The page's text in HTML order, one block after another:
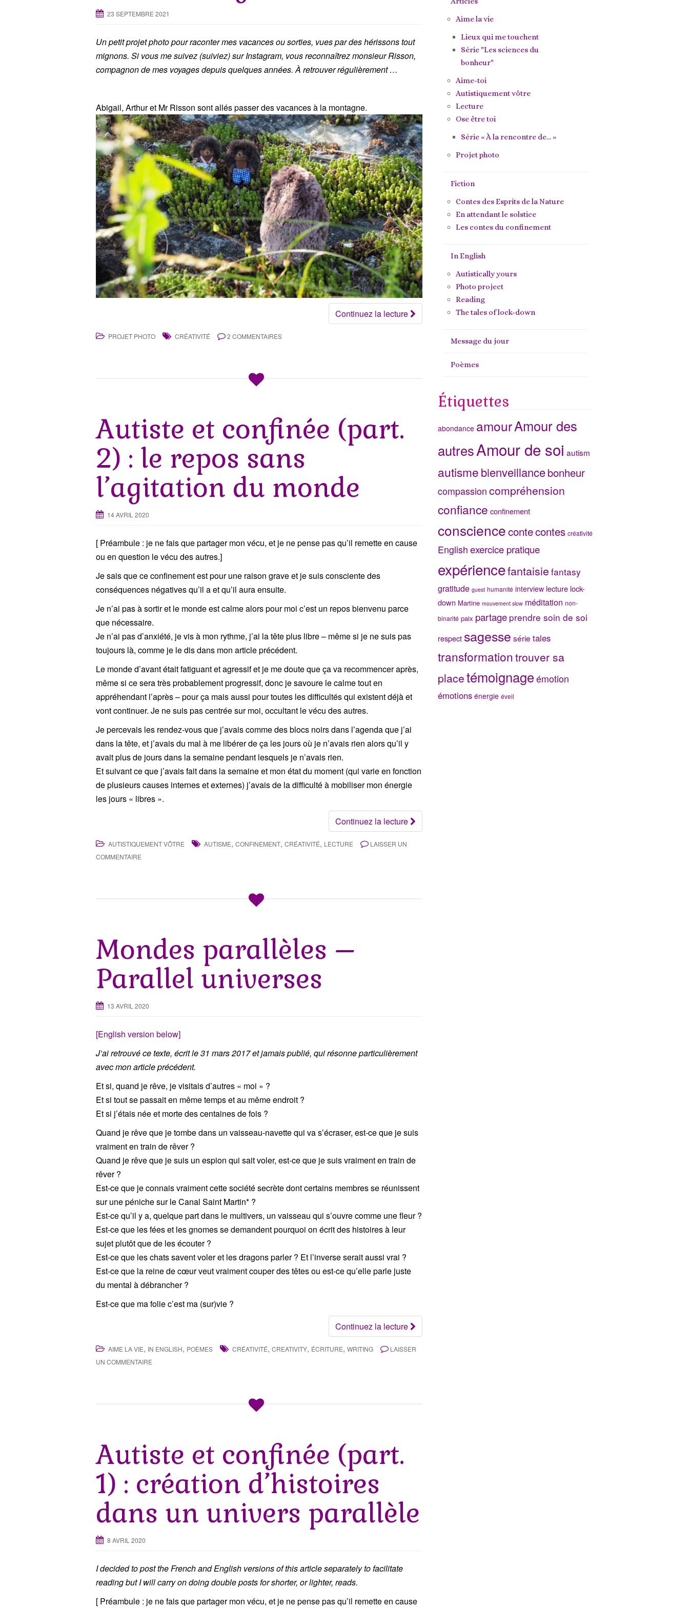
23 SEPTEMBRE 2021
Un petit projet photo pour raconter mes vacances ou sorties, vues par des hérissons tout
mignons. Si vous me suivez (suiviez) sur Instagram, vous reconnaîtrez monsieur Risson,
compagnon de mes voyages depuis quelques années. À retrouver régulièrement …
Abigail, Arthur et Mr Risson sont allés passer des vacances à la montagne.
Continuez la lecture
PROJET PHOTO CRÉATIVITÉ 2 COMMENTAIRES
Autiste et confinée (part.
2) : le repos sans
l’agitation du monde
14 AVRIL 2020
[ Préambule : je ne fais que partager mon vécu, et je ne pense pas qu’il remette en cause
ou en question le vécu des autres.]
Je sais que ce confinement est pour une raison grave et je suis consciente des
conséquences négatives qu’il a et qu’il aura ensuite.
Je n’ai pas à sortir et le monde est calme alors pour moi c’est un repos bienvenu parce
que nécessaire.
Je n’ai pas d’anxiété, je vis à mon rythme, j’ai la tête plus libre – même si je ne suis pas
toujours là, comme je le dis dans mon article précédent.
Le monde d’avant était fatiguant et agressif et je me doute que ça va recommencer après,
même si ce sera très probablement progressif, donc je savoure le calme tout en
appréhendant l’après – pour ça mais aussi pour toutes les difficultés qui existent déjà et
vont continuer. Je ne suis pas centrée sur moi, occultant le vécu des autres.
Je percevais les rendez-vous que j’avais comme des blocs noirs dans l’agenda que j’ai
dans la tête, et j’avais du mal à me libérer de ça les jours où je n’avais rien alors qu’il y
avait plus de jours dans la semaine pendant lesquels je n’avais rien.
Et suivant ce que j’avais fait dans la semaine et mon état du moment (qui varie en fonction
de plusieurs causes internes et externes) j’avais de la difficulté à mobiliser mon énergie
les jours « libres ».
Continuez la lecture
AUTISTIQUEMENT VÔTRE AUTISME, CONFINEMENT, CRÉATIVITÉ, LECTURE
LAISSER UN
COMMENTAIRE
Mondes parallèles –
Parallel universes
13 AVRIL 2020
[English version below]
J’ai retrouvé ce texte, écrit le 31 mars 2017 et jamais publié, qui résonne particulièrement
avec mon article précédent.
Et si, quand je rêve, je visitais d’autres « moi » ?
Et si tout se passait en même temps et au même endroit ?
Et si j’étais née et morte des centaines de fois ?
Quand je rêve que je tombe dans un vaisseau-navette qui va s’écraser, est-ce que je suis
vraiment en train de rêver ?
Quand je rêve que je suis un espion qui sait voler, est-ce que je suis vraiment en train de
rêver ?
Est-ce que je connais vraiment cette société secrète dont certains membres se réunissent
sur une péniche sur le Canal Saint Martin* ?
Est-ce qu’il y a, quelque part dans le multivers, un vaisseau qui s’ouvre comme une fleur ?
Est-ce que les fées et les gnomes se demandent pourquoi on écrit des histoires à leur
sujet plutôt que de les écouter ?
Est-ce que les chats savent voler et les dragons parler ? Et l’inverse serait aussi vrai ?
Est-ce que la reine de cœur veut vraiment couper des têtes ou est-ce qu’elle parle juste
du mental à débrancher ?
Est-ce que ma folie c’est ma (sur)vie ?
Continuez la lecture
AIME LA VIE, IN ENGLISH, POÈMES CRÉATIVITÉ, CREATIVITY, ÉCRITURE, WRITING
LAISSER
UN COMMENTAIRE
Autiste et confinée (part.
1) : création d’histoires
dans un univers parallèle
8 AVRIL 2020
I decided to post the French and English versions of this article separately to facilitate
reading but I will carry on doing double posts for shorter, or lighter, reads.
[ Préambule : je ne fais que partager mon vécu, et je ne pense pas qu’il remette en cause
Aime la vie
Lieux qui me touchent
Série "Les sciences du
bonheur"
Aime-toi
Autistiquement vôtre
Lecture
Ose être toi
Série « À la rencontre de… »
Projet photo
Fiction
Contes des Esprits de la Nature
En attendant le solstice
Les contes du confinement
In English
Autistically yours
Photo project
Reading
The tales of lock-down
Message du jour
Poèmes
Étiquettes
abondance amourAmour des
autresAmour de soi autism
autismebienveillancebonheur
compassion compréhension
confiance confinement
consciencecontecontes créativité
English exercice pratique
expériencefantaisie fantasy
gratitude guest humanité interview lecture lock-
down Martine mouvement slow méditation non-
binarité paix partage prendre soin de soi
respect sagesse série tales
transformation trouver sa
placetémoignage émotion
émotions énergie éveil